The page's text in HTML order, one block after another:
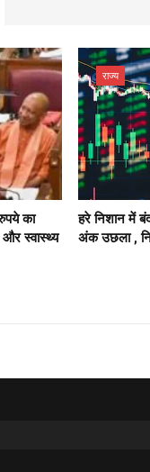
का
स्वास्थ्य
राज्य
हरे निशान में
अंक उछला ,